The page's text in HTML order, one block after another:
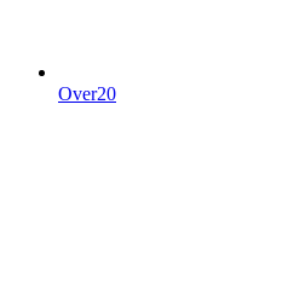
Over20